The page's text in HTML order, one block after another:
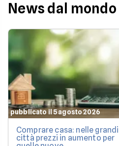
News dal
pubblicato il 5 agosto 2026
Comprare casa: nelle grandi
città prezzi in aumento per